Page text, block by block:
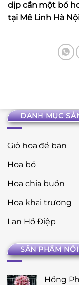
DANH MỤC
Giỏ hoa để bàn
Hoa bó
Hoa chia buồn
Hoa khai trương
Lan Hồ Điệp
SẢN PHẨM
Hồng
dịp cần một bó
tại Mê Linh Hà